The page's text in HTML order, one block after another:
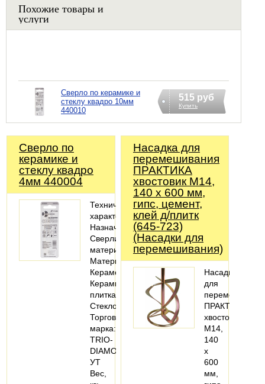
Похожие товары и
услуги
Сверло по керамике и
стеклу квадро 10мм
440010
515 руб
Купить
Сверло по
керамике и
стеклу квадро
4мм 440004
Технические
характеристики
Назначение:
Сверлить
материал
Материалы:
Керамогранит;
Керамическая
плитка;
Стекло
Торговая
марка:
TRIO-
DIAMOND
УТ
Вес,
Насадка для
перемешивания
ПРАКТИКА
хвостовик М14,
140 х 600 мм,
гипс, цемент,
клей д/плитк
(645-723)
(Насадки для
перемешивания)
Насадка
для
ПРАКТИКА
хвостовик
М14,
140
х
600
мм,